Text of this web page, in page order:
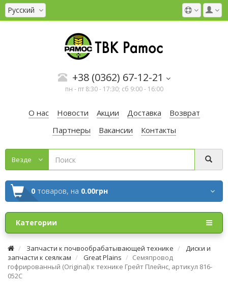
Русский
+38 (0362) 67-12-21
пн - пт 8:30 - 17:30; сб 9:00 - 16:00
О нас Новости Акции Доставка
Возврат
Партнеры
Вакансии Контакты
Везде
0 товаров, на 0.00грн
Категории
Запчасти к почвообрабатывающей технике
Диски и
запчасти к сеялкам
Great Plains
Семяпровод
гофрированный (Original) к технике Грейт Плейнс, артикул 816-
052C